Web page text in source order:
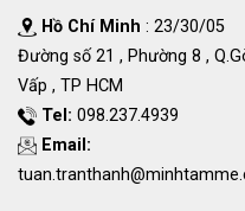
Hồ Chí Minh : 23/30/05
Đường số 21 , Phường 8 ,
Vấp , TP HCM
Tel: 098.237.4939
Email: